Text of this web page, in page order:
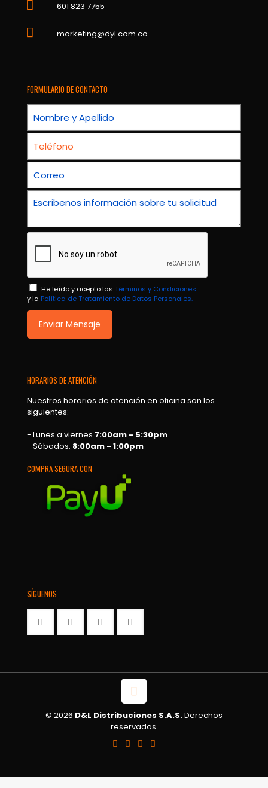
601 823 7755
marketing@dyl.com.co
FORMULARIO DE CONTACTO
He leído y acepto las Términos y Condiciones
y la Política de Tratamiento de Datos Personales.
HORARIOS DE ATENCIÓN
Nuestros horarios de atención en oficina son los
siguientes:
- Lunes a viernes 7:00am - 5:30pm
- Sábados: 8:00am - 1:00pm
COMPRA SEGURA CON
SÍGUENOS
© 2026 D&L Distribuciones S.A.S.Derechos
reservados.